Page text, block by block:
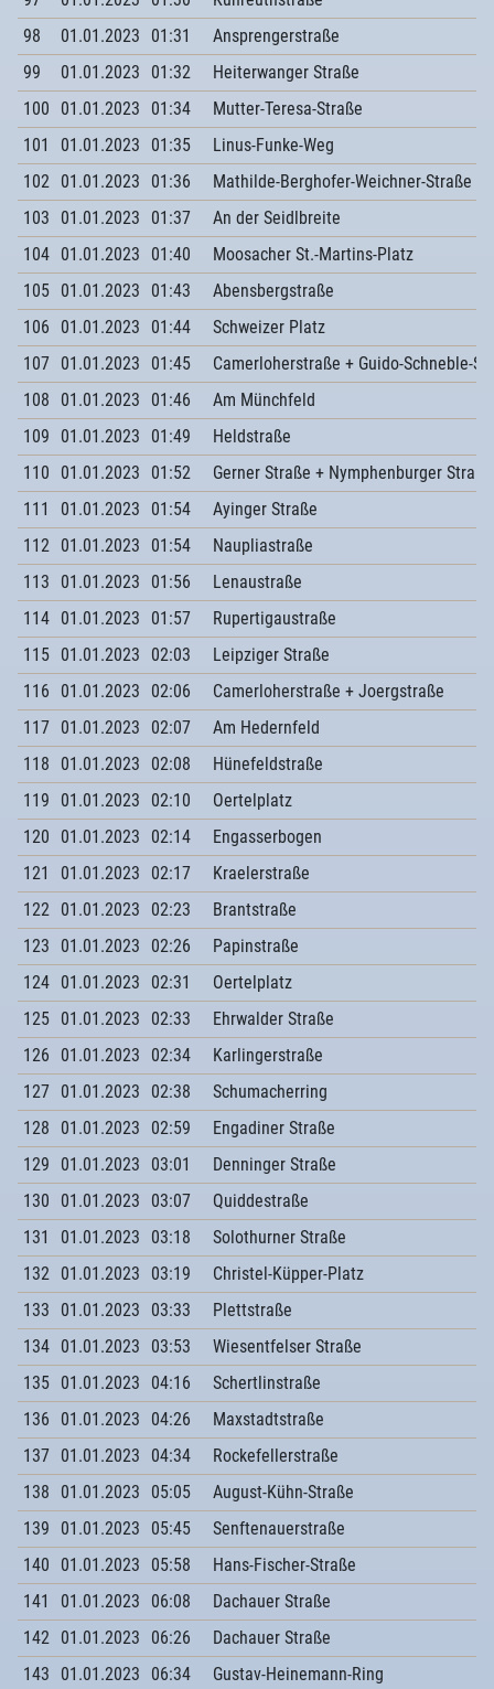
98
01.01.2023 01:31
Ansprengerstraße
99
01.01.2023 01:32
Heiterwanger Straße
100
01.01.2023 01:34
Mutter-Teresa-Straße
101
01.01.2023 01:35
Linus-Funke-Weg
102 01.01.2023 01:36
Mathilde-Berghofer-Weichner-Straße
103
01.01.2023 01:37
An der Seidlbreite
104 01.01.2023 01:40
Moosacher St.-Martins-Platz
105 01.01.2023 01:43
Abensbergstraße
106
01.01.2023 01:44
Schweizer Platz
107 01.01.2023 01:45
Camerloherstraße + Guido-Schneble-
108
01.01.2023 01:46
Am Münchfeld
109
01.01.2023 01:49
Heldstraße
110
01.01.2023 01:52
Gerner Straße + Nymphenburger
111
01.01.2023 01:54
Ayinger Straße
112 01.01.2023 01:54
Naupliastraße
113
01.01.2023 01:56
Lenaustraße
114 01.01.2023 01:57
Rupertigaustraße
115 01.01.2023 02:03
Leipziger Straße
116
01.01.2023 02:06
Camerloherstraße + Joergstraße
117 01.01.2023 02:07
Am Hedernfeld
118
01.01.2023 02:08
Hünefeldstraße
119
01.01.2023 02:10
Oertelplatz
120
01.01.2023 02:14
Engasserbogen
121
01.01.2023 02:17
Kraelerstraße
122 01.01.2023 02:23
Brantstraße
123
01.01.2023 02:26
Papinstraße
124 01.01.2023 02:31
Oertelplatz
125 01.01.2023 02:33
Ehrwalder Straße
126
01.01.2023 02:34
Karlingerstraße
127 01.01.2023 02:38
Schumacherring
128
01.01.2023 02:59
Engadiner Straße
129
01.01.2023 03:01
Denninger Straße
130
01.01.2023 03:07
Quiddestraße
131
01.01.2023 03:18
Solothurner Straße
132 01.01.2023 03:19
Christel-Küpper-Platz
133
01.01.2023 03:33
Plettstraße
134 01.01.2023 03:53
Wiesentfelser Straße
135 01.01.2023 04:16
Schertlinstraße
136
01.01.2023 04:26
Maxstadtstraße
137 01.01.2023 04:34
Rockefellerstraße
138
01.01.2023 05:05
August-Kühn-Straße
139
01.01.2023 05:45
Senftenauerstraße
140
01.01.2023 05:58
Hans-Fischer-Straße
141
01.01.2023 06:08
Dachauer Straße
142 01.01.2023 06:26
Dachauer Straße
143
01.01.2023 06:34 Gustav-Heinemann-Ring